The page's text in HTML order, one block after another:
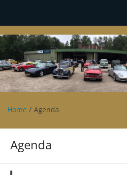
Oetlaotklep
Oldtimer en klassieker
Home Agenda
Agenda